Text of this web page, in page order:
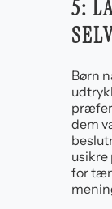
5:
Børn
dem
usikre
for